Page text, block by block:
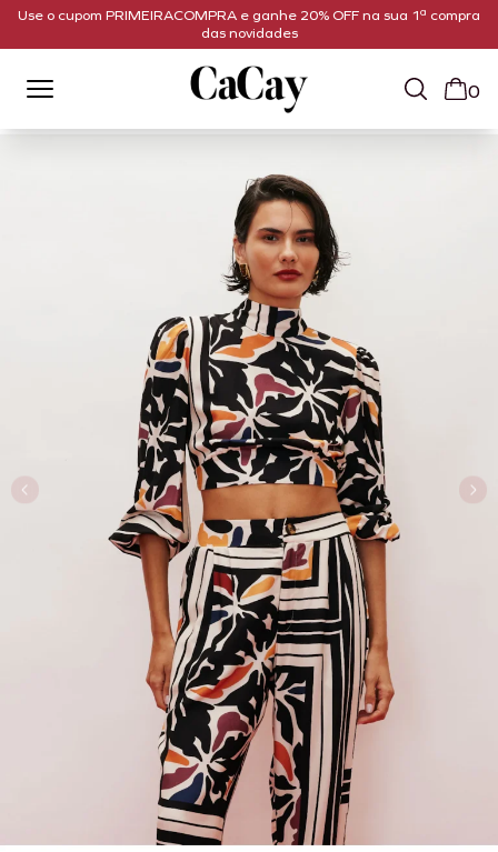
Use o cupom PRIMEIRACOMPRA e ganhe 20% OFF na sua 1ª compra
das novidades
0